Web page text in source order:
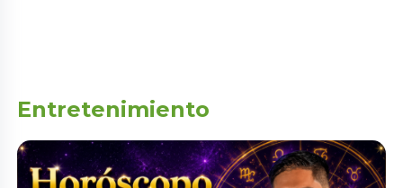
Entretenimiento